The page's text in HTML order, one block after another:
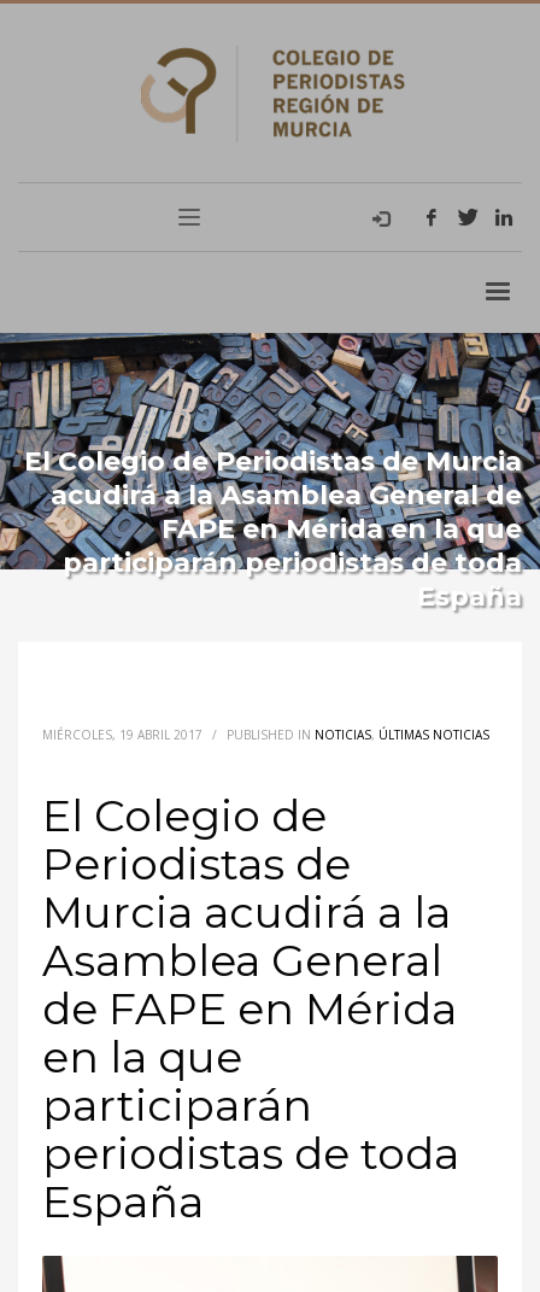
El Colegio de Periodistas de Murcia
acudirá a la Asamblea General de
FAPE en Mérida en la que
participarán periodistas de toda
España
MIÉRCOLES, 19 ABRIL 2017 / PUBLISHED IN NOTICIAS, ÚLTIMAS NOTICIAS
El Colegio de
Periodistas de
Murcia acudirá a la
Asamblea General
de FAPE en Mérida
en la que
participarán
periodistas de toda
España